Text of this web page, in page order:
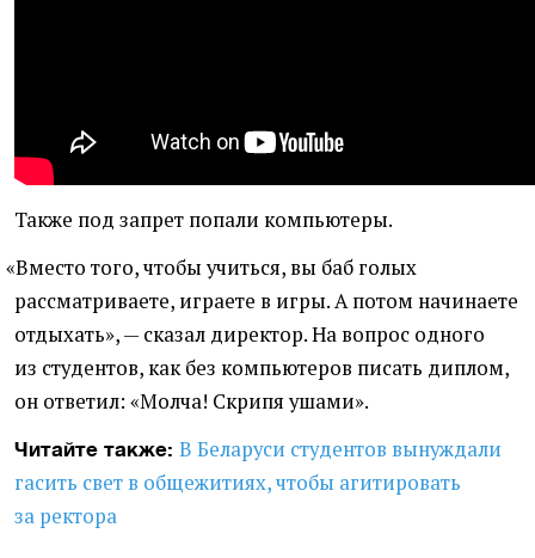
Также под запрет попали компьютеры.
«Вместо того, чтобы учиться, вы баб голых
рассматриваете, играете в игры. А потом начинаете
отдыхать», — сказал директор. На вопрос одного
из студентов, как без компьютеров писать диплом,
он ответил: «Молча! Скрипя ушами».
Читайте также: В Беларуси студентов вынуждали
гасить свет в общежитиях, чтобы агитировать
за ректора